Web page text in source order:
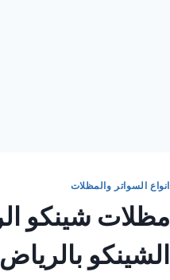
انواع السواتر والمظلات
الشينكو بالرياض